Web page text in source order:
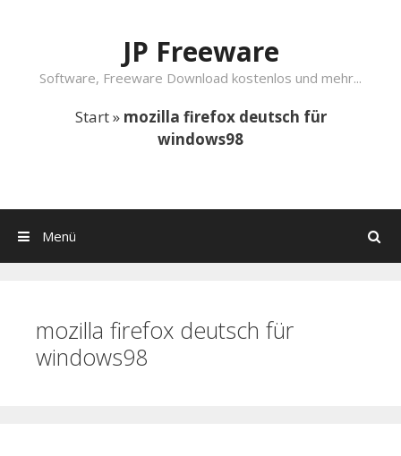
JP Freeware
Software, Freeware Download kostenlos und mehr...
Start» mozilla firefox deutsch für
windows98
Suchen
Menü
mozilla firefox deutsch für
windows98